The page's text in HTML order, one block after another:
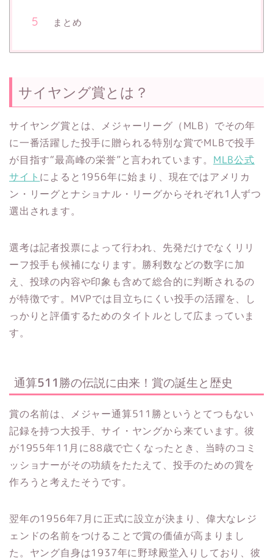
まとめ
サイヤング賞とは？
サイヤング賞とは、メジャーリーグ（MLB）でその年
に一番活躍した投手に贈られる特別な賞でMLBで投手
が目指す“最高峰の栄誉”と言われています。 MLB公式
サイト によると1956年に始まり、現在ではアメリカ
ン・リーグとナショナル・リーグからそれぞれ1人ずつ
選出されます。
選考は記者投票によって行われ、先発だけでなくリリ
ーフ投手も候補になります。勝利数などの数字に加
え、投球の内容や印象も含めて総合的に判断されるの
が特徴です。MVPでは目立ちにくい投手の活躍を、し
っかりと評価するためのタイトルとして広まっていま
す。
通算511勝の伝説に由来！賞の誕生と歴史
賞の名前は、メジャー通算511勝というとてつもない
記録を持つ大投手、サイ・ヤングから来ています。彼
が1955年11月に88歳で亡くなったとき、当時のコミ
ッショナーがその功績をたたえて、投手のための賞を
作ろうと考えたそうです。
翌年の1956年7月に正式に設立が決まり、偉大なレジ
ェンドの名前をつけることで賞の価値が高まりまし
た。ヤング自身は1937年に野球殿堂入りしており、彼